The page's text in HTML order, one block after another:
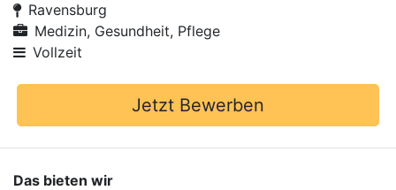
Ravensburg
Medizin, Gesundheit, Pflege
Vollzeit
Jetzt Bewerben
Das bieten wir